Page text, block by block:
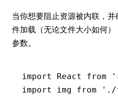
当你想要阻止资源被内联，
件加载（无论文件大小如何
参数。
import React from
import
img from './